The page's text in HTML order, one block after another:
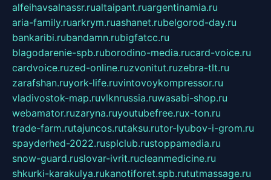
alfeihavsalnassr.rualtaipant.ruargentinamia.ru
aria-family.ruarkrym.ruashanet.rubelgorod-day.ru
bankaribi.rubandamn.rubigfatcc.ru
blagodarenie-spb.ruborodino-media.rucard-voice.ru
cardvoice.ruzed-online.ruzvonitut.ruzebra-tlt.ru
zarafshan.ruyork-life.ruvintovoykompressor.ru
vladivostok-map.ruvlknrussia.ruwasabi-shop.ru
webamator.ruzaryna.ruyoutubefree.rux-ton.ru
trade-farm.rutajuncos.rutaksu.rutor-lyubov-i-grom.ru
spayderhed-2022.rusplclub.rustoppamedia.ru
snow-guard.ruslovar-ivrit.rucleanmedicine.ru
shkurki-karakulya.rukanotiforet.spb.rututmassage.ru